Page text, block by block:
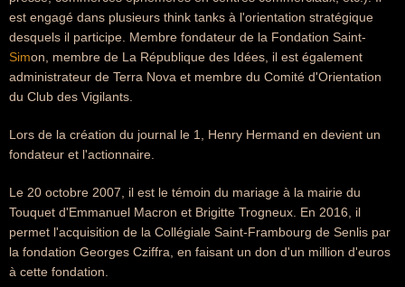
est engagé dans plusieurs think tanks à l'orientation stratégique
desquels il participe. Membre fondateur de la Fondation Saint-
Simon, membre de La République des Idées, il est également
administrateur de Terra Nova et membre du Comité d'Orientation
du Club des Vigilants.
Lors de la création du journal le 1, Henry Hermand en devient un
fondateur et l'actionnaire.
Le 20 octobre 2007, il est le témoin du mariage à la mairie du
Touquet d'Emmanuel Macron et Brigitte Trogneux. En 2016, il
permet l'acquisition de la Collégiale Saint-Frambourg de Senlis par
la fondation Georges Cziffra, en faisant un don d'un million d'euros
à cette fondation.